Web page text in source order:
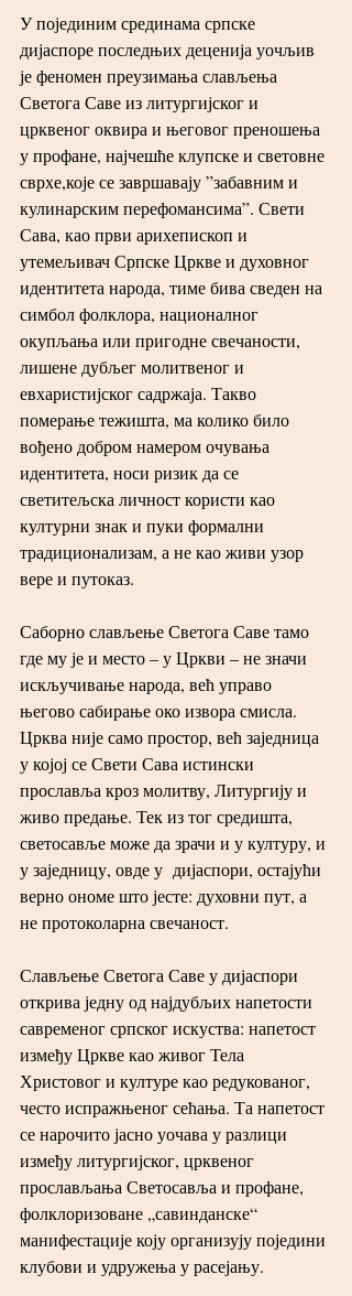
У појединим срединама српске
дијаспоре последњих деценија уочљив
је феномен преузимања слављења
Светога Саве из литургијског и
црквеног оквира и његовог преношења
у профане, најчешће клупске и световне
сврхе,које се завршавају ”забавним и
кулинарским перефомансима”. Свети
Сава, као први арихепископ и
утемељивач Српске Цркве и духовног
идентитета народа, тиме бива сведен на
симбол фолклора, националног
окупљања или пригодне свечаности,
лишене дубљег молитвеног и
евхаристијског садржаја. Такво
померање тежишта, ма колико било
вођено добром намером очувања
идентитета, носи ризик да се
светитељска личност користи као
културни знак и пуки формални
традиционализам, а не као живи узор
вере и путоказ.
Саборно слављење Светога Саве тамо
где му је и место – у Цркви – не значи
искључивање народа, већ управо
његово сабирање око извора смисла.
Црква није само простор, већ заједница
у којој се Свети Сава истински
прославља кроз молитву, Литургију и
живо предање. Тек из тог средишта,
светосавље може да зрачи и у културу, и
у заједницу, овде у  дијаспори, остајући
верно ономе што јесте: духовни пут, а
не протоколарна свечаност.
Слављење Светога Саве у дијаспори
открива једну од најдубљих напетости
савременог српског искуства: напетост
између Цркве као живог Тела
Христовог и културе као редукованог,
често испражњеног сећања. Та напетост
се нарочито јасно уочава у разлици
између литургијског, црквеног
прослављања Светосавља и профане,
фолклоризоване „савинданске“
манифестације коју организују поједини
клубови и удружења у расејању.